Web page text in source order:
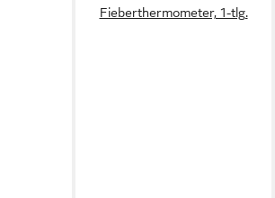
Fieberthermometer, 1-tlg.